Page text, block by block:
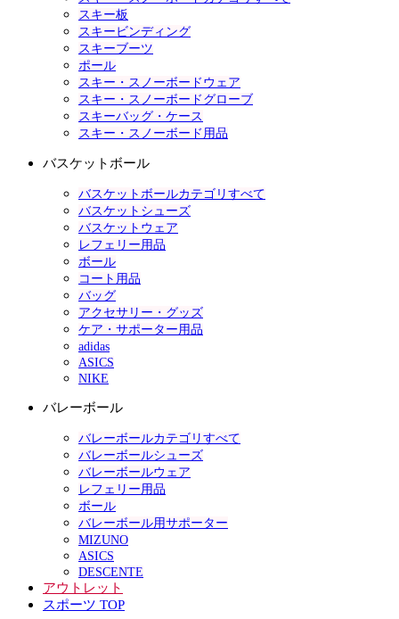
スキー板
スキービンディング
スキーブーツ
ポール
スキー・スノーボードウェア
スキー・スノーボードグローブ
スキーバッグ・ケース
スキー・スノーボード用品
バスケットボール
バスケットボールカテゴリすべて
バスケットシューズ
バスケットウェア
レフェリー用品
ボール
コート用品
バッグ
アクセサリー・グッズ
ケア・サポーター用品
adidas
ASICS
NIKE
バレーボール
バレーボールカテゴリすべて
バレーボールシューズ
バレーボールウェア
レフェリー用品
ボール
バレーボール用サポーター
MIZUNO
ASICS
DESCENTE
アウトレット
スポーツ TOP